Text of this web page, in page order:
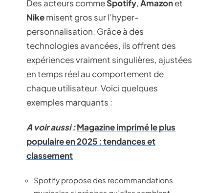
Des acteurs commeSpotify, Amazonet
Nikemisent gros sur l’hyper-
personnalisation. Grâce à des
technologies avancées, ils offrent des
expériences vraiment singulières, ajustées
en temps réel au comportement de
chaque utilisateur. Voici quelques
exemples marquants :
A voir aussi :Magazine imprimé le plus
populaire en 2025 : tendances et
classement
Spotify propose des recommandations